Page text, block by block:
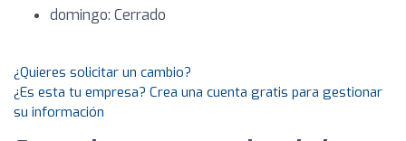
domingo: Cerrado
¿Quieres solicitar un cambio?
¿Es esta tu empresa? Crea una cuenta gratis para gestionar
su información